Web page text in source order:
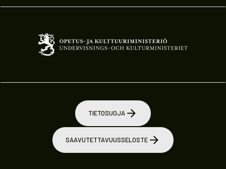
TIETOSUOJA
SAAVUTETTAVUUSSELOSTE